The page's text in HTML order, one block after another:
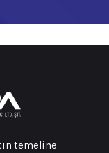
temeline